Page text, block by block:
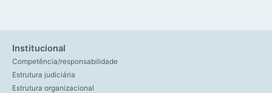
Institucional
Competência/responsabilidade
Estrutura judiciária
Estrutura organizacional